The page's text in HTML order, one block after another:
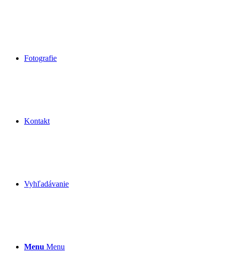
Fotografie
Kontakt
Vyhľadávanie
Menu Menu